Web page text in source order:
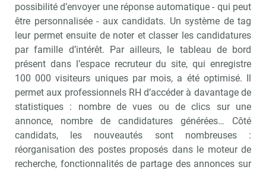
possibilité d’envoyer une réponse automatique - qui peut
être personnalisée - aux candidats. Un système de tag
leur permet ensuite de noter et classer les candidatures
par famille d’intérêt. Par ailleurs, le tableau de bord
présent dans l’espace recruteur du site, qui enregistre
100 000 visiteurs uniques par mois, a été optimisé. Il
permet aux professionnels RH d’accéder à davantage de
statistiques : nombre de vues ou de clics sur une
annonce, nombre de candidatures générées… Côté
candidats, les nouveautés sont nombreuses :
réorganisation des postes proposés dans le moteur de
recherche, fonctionnalités de partage des annonces sur